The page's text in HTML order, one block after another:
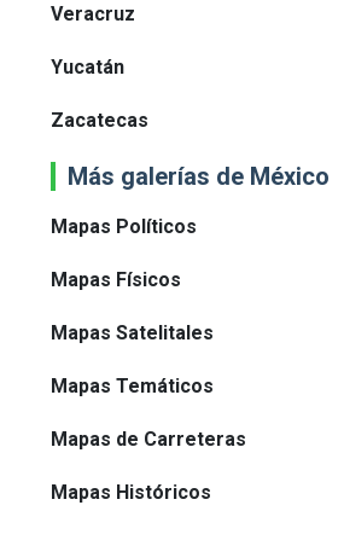
Veracruz
Yucatán
Zacatecas
Más galerías de México
Mapas Políticos
Mapas Físicos
Mapas Satelitales
Mapas Temáticos
Mapas de Carreteras
Mapas Históricos